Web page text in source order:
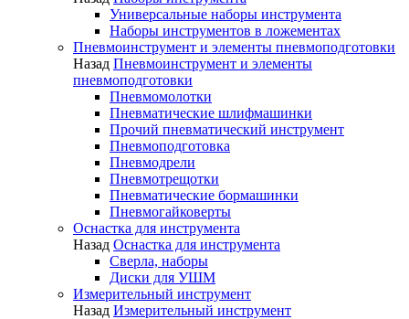
Универсальные наборы инструмента
Наборы инструментов в ложементах
Пневмоинструмент и элементы пневмоподготовки
Назад Пневмоинструмент и элементы
пневмоподготовки
Пневмомолотки
Пневматические шлифмашинки
Прочий пневматический инструмент
Пневмоподготовка
Пневмодрели
Пневмотрещотки
Пневматические бормашинки
Пневмогайковерты
Оснастка для инструмента
Назад Оснастка для инструмента
Сверла, наборы
Диски для УШМ
Измерительный инструмент
Назад Измерительный инструмент